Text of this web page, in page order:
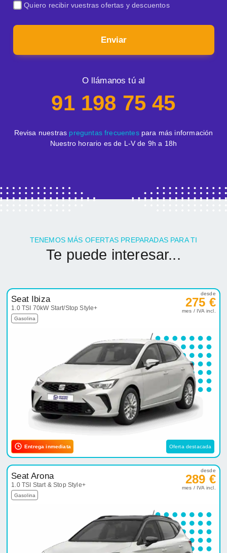
Quiero recibir vuestras ofertas y descuentos
Enviar
O llámanos tú al
91 198 75 45
Revisa nuestras preguntas frecuentespara más información
Nuestro horario es de L-V de 9h a 18h
TENEMOS MÁS OFERTAS PREPARADAS PARA TI
Te puede interesar...
Seat Ibiza
1.0 TSI 70kW Start/Stop Style+
Gasolina
desde
275 €
mes / IVA incl.
Entrega inmediata Oferta destacada
Seat Arona
1.0 TSI Start & Stop Style+
Gasolina
desde
289 €
mes / IVA incl.